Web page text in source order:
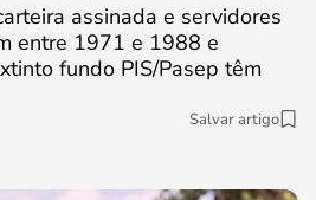
assinada e servidores
entre 1971 e 1988 e
fundo PIS/Pasep têm
Salvar artigo